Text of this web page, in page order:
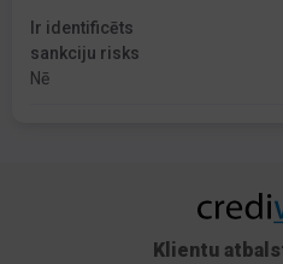
Ir identificēts
sankciju risks
Nē
Klientu